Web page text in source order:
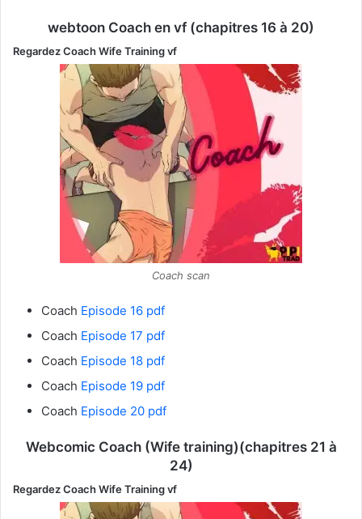
webtoon Coach en vf (chapitres 16 à 20)
RegardezCoach Wife Trainingvf
Coach scan
Coach Episode 16 pdf
Coach Episode 17 pdf
Coach Episode 18 pdf
Coach Episode 19 pdf
Coach Episode 20 pdf
Webcomic Coach (Wife training)(chapitres 21 à
24)
RegardezCoach Wife Trainingvf